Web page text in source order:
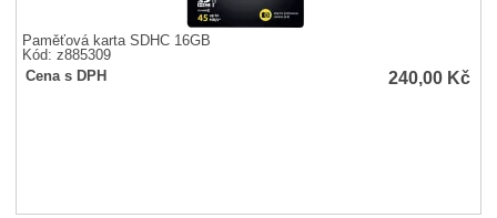
Paměťová karta SDHC 16GB
Kód: z885309
Cena s DPH
240,00 Kč